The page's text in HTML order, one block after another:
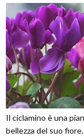
Il ciclamino è una
bellezza del suo